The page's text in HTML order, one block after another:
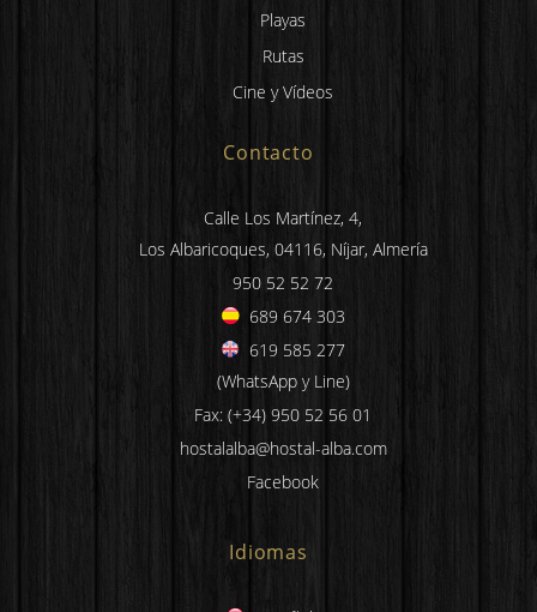
Playas
Rutas
Cine y Vídeos
Contacto
Calle Los Martínez, 4,
Los Albaricoques, 04116, Níjar, Almería
950 52 52 72
689 674 303
619 585 277
(WhatsApp y Line)
Fax: (+34) 950 52 56 01
hostalalba@hostal-alba.com
Facebook
Idiomas